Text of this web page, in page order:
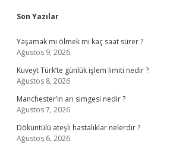
Sidebar
Son Yazılar
Yaşamak mı ölmek mi kaç saat sürer ?
Ağustos 9, 2026
Kuveyt Türk’te günlük işlem limiti nedir ?
Ağustos 8, 2026
Manchester’ın arı simgesi nedir ?
Ağustos 7, 2026
Döküntülü ateşli hastalıklar nelerdir ?
Ağustos 6, 2026